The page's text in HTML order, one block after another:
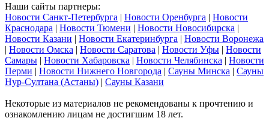
Наши сайты партнеры:
Новости Санкт-Петербурга | Новости Оренбурга | Новости
Краснодара | Новости Тюмени | Новости Новосибирска |
Новости Казани | Новости Екатеринбурга | Новости Воронежа
| Новости Омска | Новости Саратова | Новости Уфы | Новости
Самары | Новости Хабаровска | Новости Челябинска | Новости
Перми | Новости Нижнего Новгорода | Сауны Минска | Сауны
Нур-Султана (Астаны) | Сауны Казани
Некоторые из материалов не рекомендованы к прочтению и
ознакомлению лицам не достигшим 18 лет.